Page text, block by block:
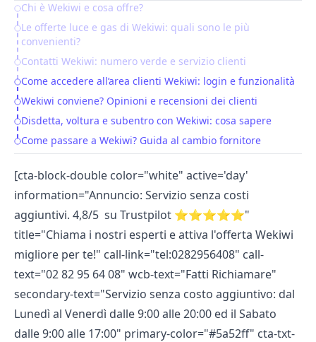
Table of Contents
Chi è Wekiwi e cosa offre?
Le offerte luce e gas di Wekiwi: quali sono le più
convenienti?
Contatti Wekiwi: numero verde e servizio clienti
Come accedere all’area clienti Wekiwi: login e funzionalità
Wekiwi conviene? Opinioni e recensioni dei clienti
Disdetta, voltura e subentro con Wekiwi: cosa sapere
Come passare a Wekiwi? Guida al cambio fornitore
[cta-block-double color="white" active='day'
information="Annuncio: Servizio senza costi
aggiuntivi. 4,8/5 su Trustpilot ⭐⭐⭐⭐⭐"
title="Chiama i nostri esperti e attiva l'offerta Wekiwi
migliore per te!" call-link="tel:0282956408" call-
text="02 82 95 64 08" wcb-text="Fatti Richiamare"
secondary-text="Servizio senza costo aggiuntivo: dal
Lunedì al Venerdì dalle 9:00 alle 20:00 ed il Sabato
dalle 9:00 alle 17:00" primary-color="#5a52ff" cta-txt-